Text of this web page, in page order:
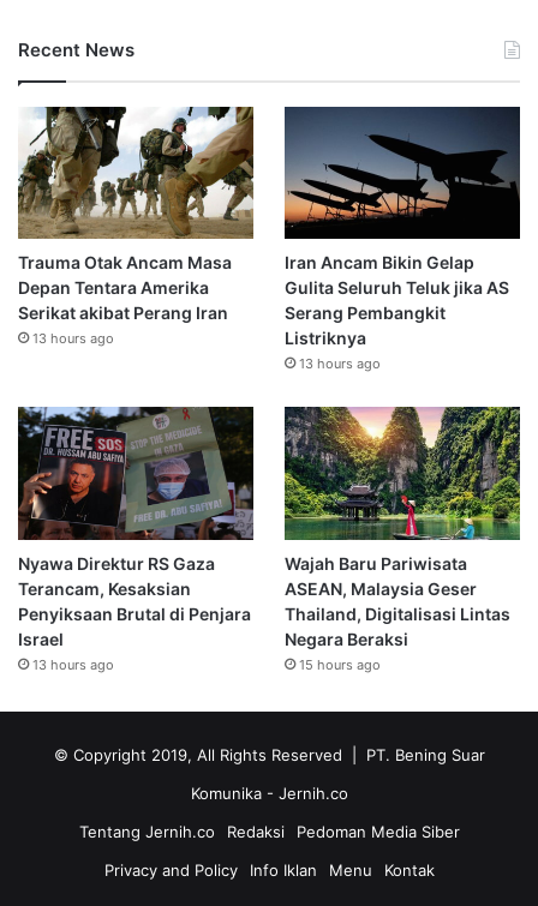
Recent News
Trauma Otak Ancam Masa
Depan Tentara Amerika
Serikat akibat Perang Iran
13 hours ago
Iran Ancam Bikin Gelap
Gulita Seluruh Teluk jika AS
Serang Pembangkit
Listriknya
13 hours ago
Nyawa Direktur RS Gaza
Terancam, Kesaksian
Penyiksaan Brutal di Penjara
Israel
13 hours ago
Wajah Baru Pariwisata
ASEAN, Malaysia Geser
Thailand, Digitalisasi Lintas
Negara Beraksi
15 hours ago
© Copyright 2019, All Rights Reserved | PT. Bening Suar
Komunika - Jernih.co
Tentang Jernih.co
Redaksi
Pedoman Media Siber
Privacy and Policy
Info Iklan Menu Kontak